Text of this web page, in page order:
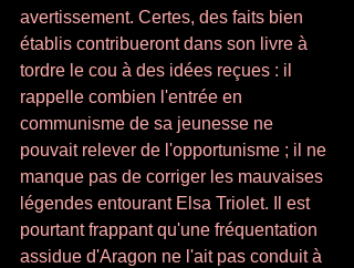
avertissement. Certes, des faits bien
établis contribueront dans son livre à
tordre le cou à des idées reçues : il
rappelle combien l'entrée en
communisme de sa jeunesse ne
pouvait relever de l'opportunisme ; il ne
manque pas de corriger les mauvaises
lé­gendes entourant Elsa Triolet. Il est
pourtant frappant qu'une fréquentation
assidue d'Aragon ne l'ait pas conduit à